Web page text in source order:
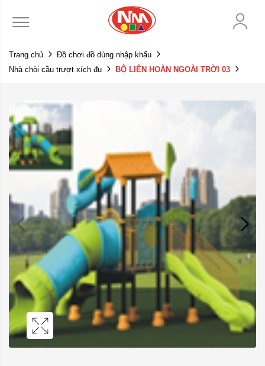
Trang chủ
Đồ chơi đồ dùng nhập khẩu
Nhà chòi cầu trượt xích đu
BỘ LIÊN HOÀN NGOÀI TRỜI 03